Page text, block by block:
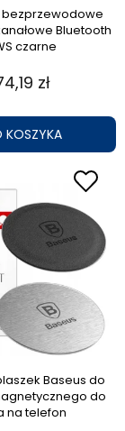
bezprzewodowe
Bluetooth
czarne
zł
KOSZYKA
Baseus do
do
na telefon